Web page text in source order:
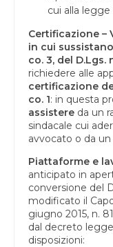
cui alla legge
Certificazione –
in cui
co. 3, del D.Lgs.
richiedere alle
certificazione
co. 1: in questa
assistere da un
sindacale cui
avvocato o da
Piattaforme e
anticipato in
conversione del
modificato il
giugno 2015, n.
dal decreto
disposizioni: